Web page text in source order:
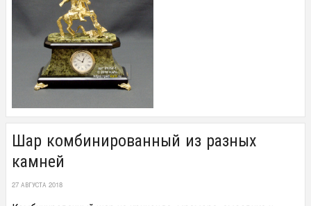
Шар комбинированный из разных
камней
27 АВГУСТА 2018